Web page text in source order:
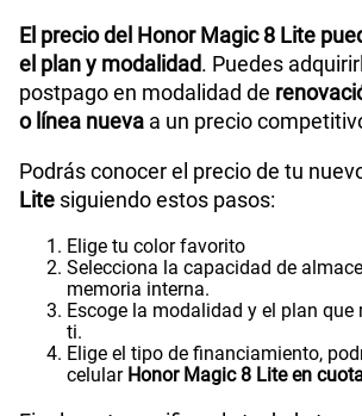
El precio del Honor Magic 8 Lite
el plan y modalidad. Puedes
postpago en modalidad de
o línea nueva a un precio
Podrás conocer el precio de tu
Lite siguiendo estos pasos:
Elige tu color favorito
Selecciona la capacidad de
memoria interna.
Escoge la modalidad y el plan que
ti.
Elige el tipo de financiamiento,
celular Honor Magic 8 Lite en